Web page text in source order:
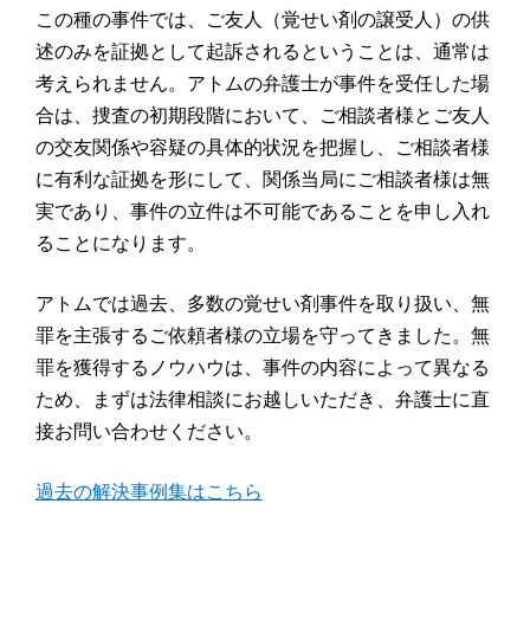
この種の事件では、ご友人（覚せい剤の譲受人）の供
述のみを証拠として起訴されるということは、通常は
考えられません。アトムの弁護士が事件を受任した場
合は、捜査の初期段階において、ご相談者様とご友人
の交友関係や容疑の具体的状況を把握し、ご相談者様
に有利な証拠を形にして、関係当局にご相談者様は無
実であり、事件の立件は不可能であることを申し入れ
ることになります。
アトムでは過去、多数の覚せい剤事件を取り扱い、無
罪を主張するご依頼者様の立場を守ってきました。無
罪を獲得するノウハウは、事件の内容によって異なる
ため、まずは法律相談にお越しいただき、弁護士に直
接お問い合わせください。
過去の解決事例集はこちら